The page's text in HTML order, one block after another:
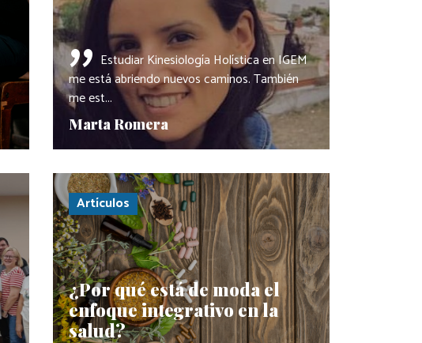
" Estudiar Kinesiología Holística en IGEM
me está abriendo nuevos caminos. También
me est...
Marta Romera
Artículos
¿Por qué está de moda el
enfoque integrativo en la
salud?